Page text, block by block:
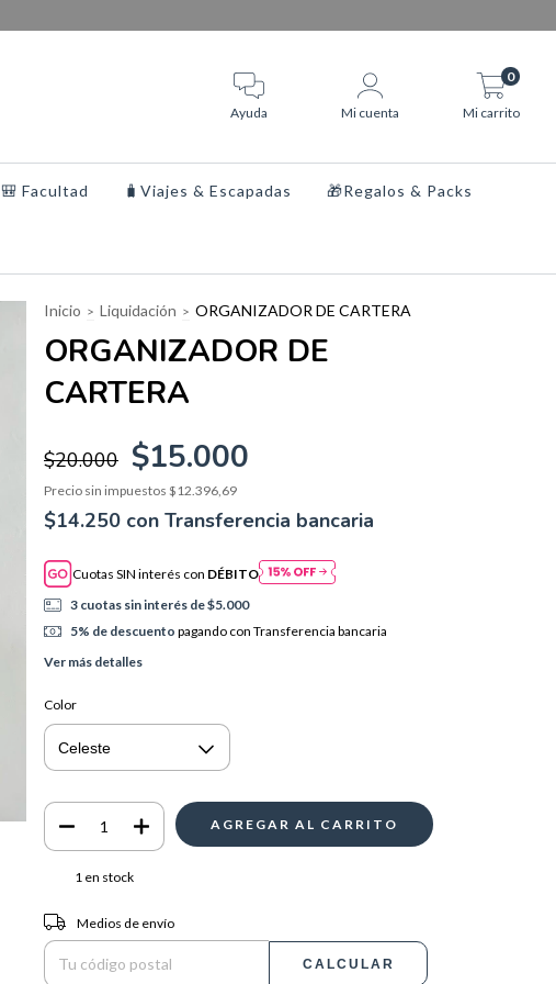
Ayuda Mi cuenta Mi carrito
0
🎒 Facultad 🧳Viajes & Escapadas 🎁Regalos & Packs
Inicio > Liquidación > ORGANIZADOR DE CARTERA
ORGANIZADOR DE
CARTERA
$20.000 $15.000
Precio sin impuestos $12.396,69
$14.250 con Transferencia bancaria
Cuotas SIN interés con DÉBITO
3 cuotas sin interés de$5.000
5% de descuento pagando con Transferencia bancaria
Ver más detalles
Color
1 en stock
Entregas para el CP:
Medios de envío
CALCULAR